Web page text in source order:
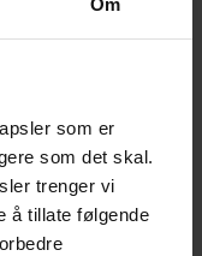
som er
som det skal.
trenger vi
å tillate følgende
og evnene